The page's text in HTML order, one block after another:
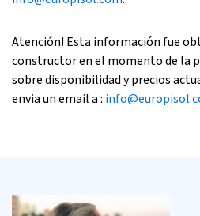
Atención! Esta información fue
constructor en el momento de la
sobre disponibilidad y precios
envia un email a :